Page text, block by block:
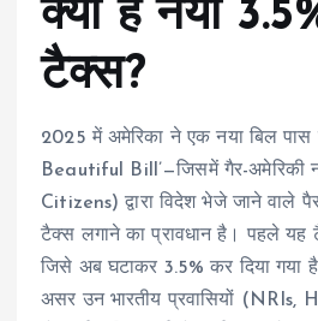
क्या है नया
टैक्स?
2025 में अमेरिका ने एक नया बिल
Beautiful Bill’—जिसमें गैर-अमेरिकी
Citizens) द्वारा विदेश भेजे जाने वाले
टैक्स लगाने का प्रावधान है। पहले यह
जिसे अब घटाकर 3.5% कर दिया गया
असर उन भारतीय प्रवासियों (NRIs,